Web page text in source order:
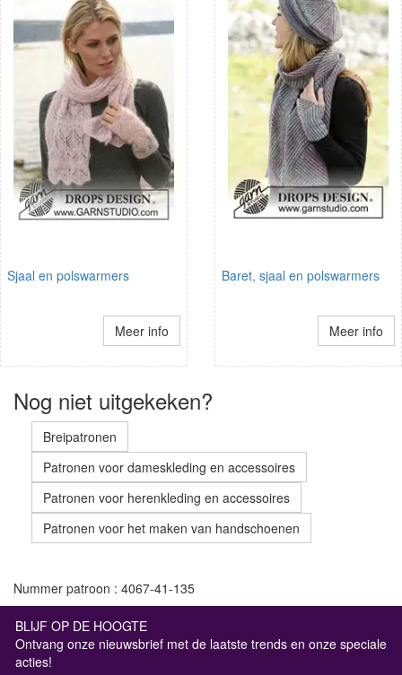
Sjaal en polswarmers
Meer info
Baret, sjaal en polswarmers
Meer info
Nog niet uitgekeken?
Breipatronen
Patronen voor dameskleding en accessoires
Patronen voor herenkleding en accessoires
Patronen voor het maken van handschoenen
Nummer patroon : 4067-41-135
BLIJF OP DE HOOGTE
Ontvang onze nieuwsbrief met de laatste trends en onze speciale
acties!